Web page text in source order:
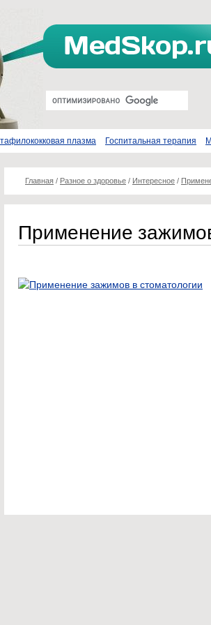
плазма Госпитальная терапия
Главная / Разное о здоровье / Интересное /
Применение